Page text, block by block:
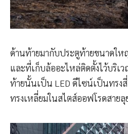
ด้านท้ายมากับประตูท้ายขนาดให
และที่เก็บล้ออะไหล่ติดตั้งไว้บริเ
ท้ายนั้นเป็น LED ดีไซน์เป็นทรง
ทรงเหลี่ยมในสไตส์ออฟโรดสายลุ